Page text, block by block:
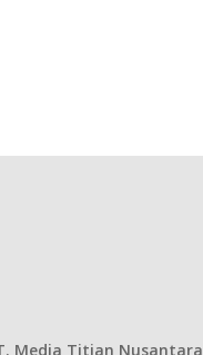
Media Titian Nusantara